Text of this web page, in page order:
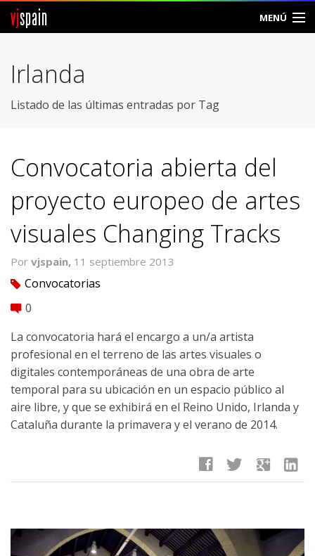
vjspain MENÚ
Foros
Contacto
Crear Cuenta
Irlanda
Listado de las últimas entradas por Tag
Convocatoria abierta del
proyecto europeo de artes
visuales Changing Tracks
Por vjspain, 11 septiembre 2013
tag Convocatorias
comment 0
La convocatoria hará el encargo a un/a artista
profesional en el terreno de las artes visuales o
digitales contemporáneas de una obra de arte
temporal para su ubicación en un espacio público al
aire libre, y que se exhibirá en el Reino Unido, Irlanda y
Cataluña durante la primavera y el verano de 2014.
facebook twitter google linkedin